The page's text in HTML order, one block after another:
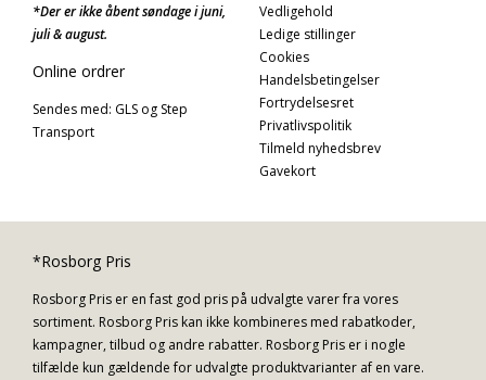
*Der er ikke åbent søndage i juni,
juli & august.
Online ordrer
Sendes med: GLS og Step
Transport
Vedligehold
Ledige stillinger
Cookies
Handelsbetingelser
Fortrydelsesret
Privatlivspolitik
Tilmeld nyhedsbrev
Gavekort
*Rosborg Pris
Rosborg Pris er en fast god pris på udvalgte varer fra vores
sortiment. Rosborg Pris kan ikke kombineres med rabatkoder,
kampagner, tilbud og andre rabatter. Rosborg Pris er i nogle
tilfælde kun gældende for udvalgte produktvarianter af en vare.